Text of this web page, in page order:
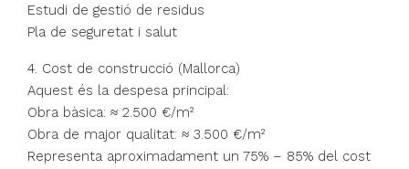
Estudi de gestió de residus
Pla de seguretat i salut
4. Cost de construcció (Mallorca)
Aquest és la despesa principal:
Obra bàsica: ≈ 2.500 €/m²
Obra de major qualitat: ≈ 3.500 €/m²
Representa aproximadament un 75% – 85% del cost